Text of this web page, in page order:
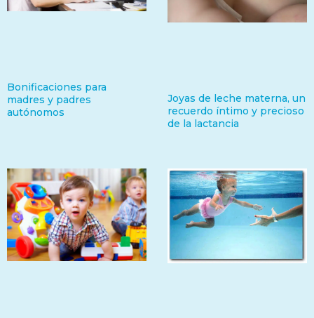
Bonificaciones para
madres y padres
autónomos
Joyas de leche materna, un
recuerdo íntimo y precioso
de la lactancia